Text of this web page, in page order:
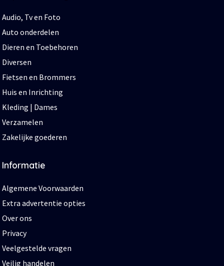
Audio, Tv en Foto
Auto onderdelen
Dieren en Toebehoren
Diversen
Fietsen en Brommers
Huis en Inrichting
Kleding | Dames
Verzamelen
Zakelijke goederen
Informatie
Algemene Voorwaarden
Extra advertentie opties
Over ons
Privacy
Veelgestelde vragen
Veilig handelen